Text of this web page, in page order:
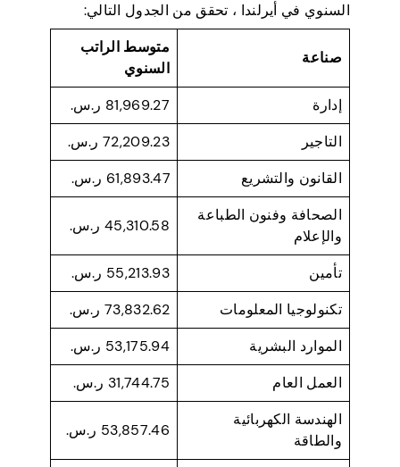
السنوي في أيرلندا ، تحقق من الجدول التالي:
صناعة
متوسط الراتب
السنوي
إدارة
81,969.27 ر.س.
التاجير
72,209.23 ر.س.
القانون والتشريع
61,893.47 ر.س.
الصحافة وفنون الطباعة
والإعلام
45,310.58 ر.س.
تأمين
55,213.93 ر.س.
تكنولوجيا المعلومات
73,832.62 ر.س.
الموارد البشرية
53,175.94 ر.س.
العمل العام
31,744.75 ر.س.
الهندسة الكهربائية
والطاقة
53,857.46 ر.س.